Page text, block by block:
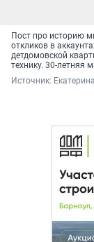
Пост про историю
откликов в
детдомовской
технику. 30-
Источник: